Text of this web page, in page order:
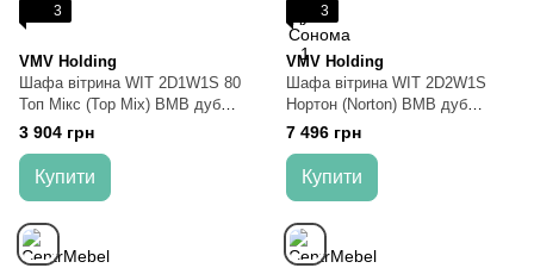
3
VMV Holding
Шафа вітрина WIT 2D1W1S 80
Топ Мікс (Top Mix) ВМВ дуб
Сонома
3 904 грн
Купити
3
VMV Holding
Шафа вітрина WIT 2D2W1S
Нортон (Norton) ВМВ дуб
Сонома
7 496 грн
Купити